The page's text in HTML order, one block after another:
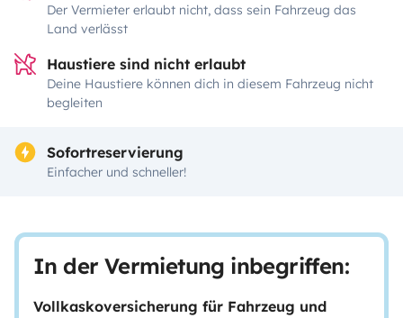
Der Vermieter erlaubt nicht, dass sein Fahrzeug das
Land verlässt
Haustiere sind nicht erlaubt
Deine Haustiere können dich in diesem Fahrzeug nicht
begleiten
Sofortreservierung
Einfacher und schneller!
In der Vermietung inbegriffen:
Vollkaskoversicherung für Fahrzeug und